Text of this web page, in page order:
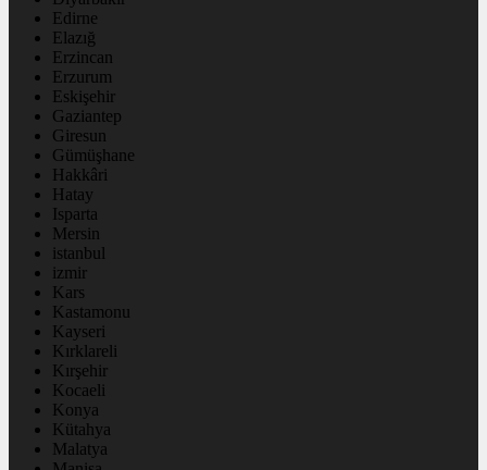
Edirne
Elazığ
Erzincan
Erzurum
Eskişehir
Gaziantep
Giresun
Gümüşhane
Hakkâri
Hatay
Isparta
Mersin
istanbul
izmir
Kars
Kastamonu
Kayseri
Kırklareli
Kırşehir
Kocaeli
Konya
Kütahya
Malatya